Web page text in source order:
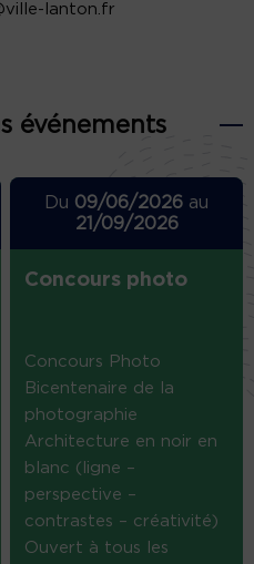
lanton.fr
événements
Du 09/06/2026 au
21/09/2026
Concours photo
Concours Photo
Bicentenaire de la
photographie
Architecture en noir en
blanc (ligne –
perspective –
contrastes – créativité)
Ouvert à tous les